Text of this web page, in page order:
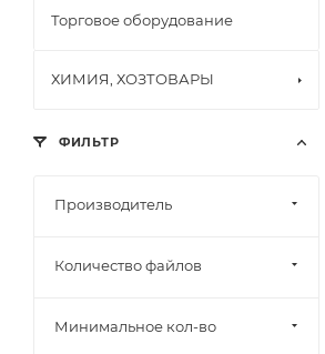
Торговое оборудование
ХИМИЯ, ХОЗТОВАРЫ
ФИЛЬТР
Производитель
Количество файлов
Минимальное кол-во